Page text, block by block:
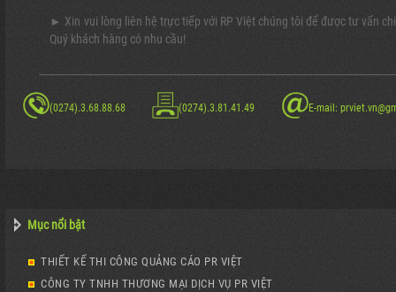
► Xin vui lòng liên hệ trực tiếp với RP Việt chúng tôi để được tư vấn
Quý khách hàng có nhu cầu!
(0274).3.68.88.68 (0274).3.81.41.49 E-mail:
Mục nổi bật
THIẾT KẾ THI CÔNG QUẢNG CÁO PR VIỆT
CÔNG TY TNHH THƯƠNG MẠI DỊCH VỤ PR VIỆT